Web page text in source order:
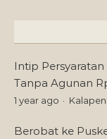
Intip
Tanpa Agunan
1 year ago
Berobat ke